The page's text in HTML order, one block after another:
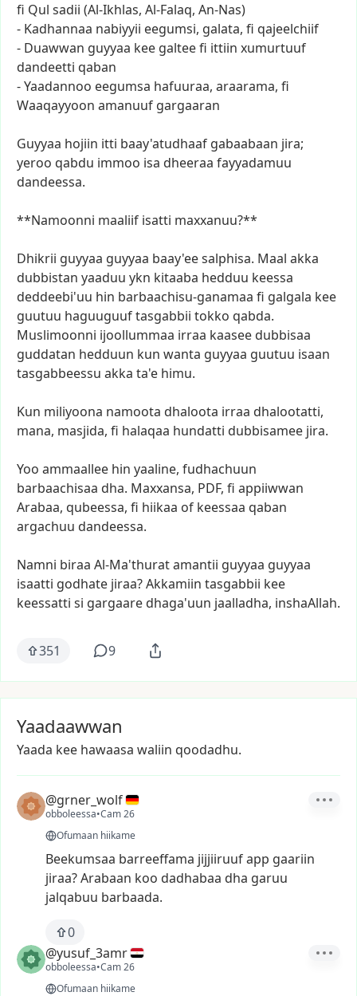
fi Qul sadii (Al-Ikhlas, Al-Falaq, An-Nas)
- Kadhannaa nabiyyii eegumsi, galata, fi qajeelchiif
- Duawwan guyyaa kee galteefi ittiin xumurtuuf
dandeetti qaban
-Yaadannoo eegumsa hafuuraa, araarama, fi
Waaqayyoon amanuuf gargaaran
Guyyaa hojiin itti baay'atudhaaf gabaabaan jira;
yeroo qabdu immoo isa dheeraa fayyadamuu
dandeessa.
**Namoonni maaliif isatti maxxanuu?**
Dhikrii guyyaa guyyaa baay'eesalphisa. Maal akka
dubbistan yaaduu ykn kitaaba hedduu keessa
deddeebi'uu hin barbaachisu-ganamaa fi galgala kee
guutuu haguuguuftasgabbii tokko qabda.
Muslimoonni ijoollummaa irraa kaasee dubbisaa
guddatan hedduun kun wanta guyyaa guutuu isaan
tasgabbeessu akka ta'e himu.
Kun miliyoona namoota dhaloota irraa dhalootatti,
mana, masjida, fi halaqaa hundatti dubbisamee jira.
Yoo ammaallee hin yaaline, fudhachuun
barbaachisaa dha. Maxxansa, PDF, fi appiiwwan
Arabaa, qubeessa, fi hiikaa of keessaa qaban
argachuu dandeessa.
Namni biraa Al-Ma'thuratamantii guyyaa guyyaa
isaatti godhate jiraa?Akkamiin tasgabbii kee
keessatti si gargaare dhaga'uun jaalladha, inshaAllah.
351 9
Yaadaawwan
Yaada kee hawaasa waliin qoodadhu.
@grner_wolf
obboleessa•Cam 26
Ofumaan hiikame
Beekumsaa barreeffama jijjiiruufapp gaariin
jiraa?Arabaan koo dadhabaa dha garuu
jalqabuu barbaada.
0
@yusuf_3amr
obboleessa•Cam 26
Ofumaan hiikame